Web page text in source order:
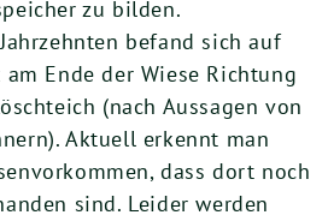
zu bilden.
befand sich auf
Ende der Wiese Richtung
(nach Aussagen von
Aktuell erkennt man
dass dort noch
sind. Leider werden